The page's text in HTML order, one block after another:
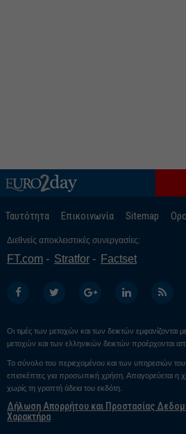
Ταυτότητα Επικοινωνία Sitemap
Διεθνείς αποκλειστικές συνεργασίες:
FT.com Stratfor Factset
Οι τιμές των μετοχών και των δεικτών εμφανίζονται
μετοχών και των ελληνικών δεικτών προέρχονται
Το σύνολο του περιεχομένου και των υπηρεσιών του
επισκέπτες για προσωπική χρήση. Απαγορεύεται η
χωρίς τη γραπτή άδεια του εκδότη.
Δήλωση Απορρήτου και Προστασίας
Χαρακτήρα